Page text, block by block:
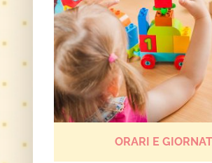
ORARI E